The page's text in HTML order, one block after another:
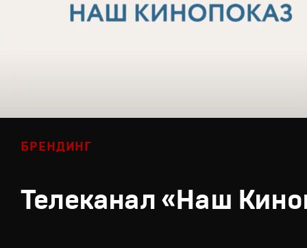
БРЕНДИНГ
Телеканал «Наш